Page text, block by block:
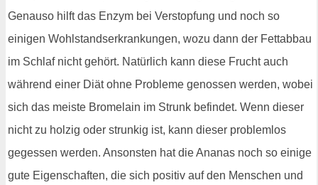
Genauso hilft das Enzym bei Verstopfung und noch so
einigen Wohlstandserkrankungen, wozu dann der Fettabbau
im Schlaf nicht gehört. Natürlich kann diese Frucht auch
während einer Diät ohne Probleme genossen werden, wobei
sich das meiste Bromelain im Strunk befindet. Wenn dieser
nicht zu holzig oder strunkig ist, kann dieser problemlos
gegessen werden. Ansonsten hat die Ananas noch so einige
gute Eigenschaften, die sich positiv auf den Menschen und